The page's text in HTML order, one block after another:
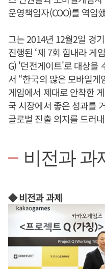
운영책임자(COO)를 역임
그는 2014년 12월2일 경
진행된 ‘제 7회 힘내라 게
G) '던전게이트'로 대상을
서 “한국의 많은 모바일
게임에서 제대로 안착한
국 시장에서 좋은 성과를
글로벌 진출 의지를 드러
비전과 과
◆ 비전과 과제